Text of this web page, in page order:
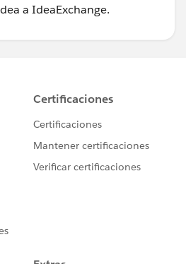
a IdeaExchange.